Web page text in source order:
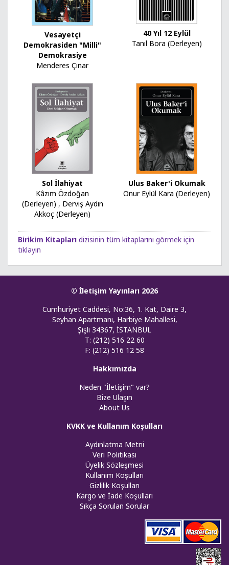
Vesayetçi
Demokrasiden "Milli"
Demokrasiye
Menderes Çınar
40 Yıl 12 Eylül
Tanıl Bora (Derleyen)
Sol İlahiyat
Kâzım Özdoğan
(Derleyen) , Derviş Aydın
Akkoç (Derleyen)
Ulus Baker'i Okumak
Onur Eylül Kara (Derleyen)
Birikim Kitapları dizisinin tüm kitaplarını görmek için
tıklayın
© İletişim Yayınları 2026
Cumhuriyet Caddesi, No:36, 1. Kat, Daire 3,
Seyhan Apartmanı, Harbiye Mahallesi,
Şişli 34367, İSTANBUL
T: (212) 516 22 60
F: (212) 516 12 58
Hakkımızda
Neden "İletişim" var?
Bize Ulaşın
About Us
KVKK ve Kullanım Koşulları
Aydınlatma Metni
Veri Politikası
Üyelik Sözleşmesi
Kullanım Koşulları
Gizlilik Koşulları
Kargo ve İade Koşulları
Sıkça Sorulan Sorular